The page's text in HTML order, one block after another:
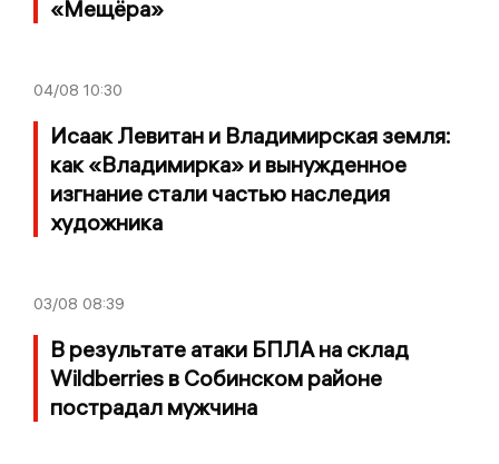
«Мещёра»
04/08 10:30
Исаак Левитан и Владимирская земля:
как «Владимирка» и вынужденное
изгнание стали частью наследия
художника
03/08 08:39
В результате атаки БПЛА на склад
Wildberries в Собинском районе
пострадал мужчина